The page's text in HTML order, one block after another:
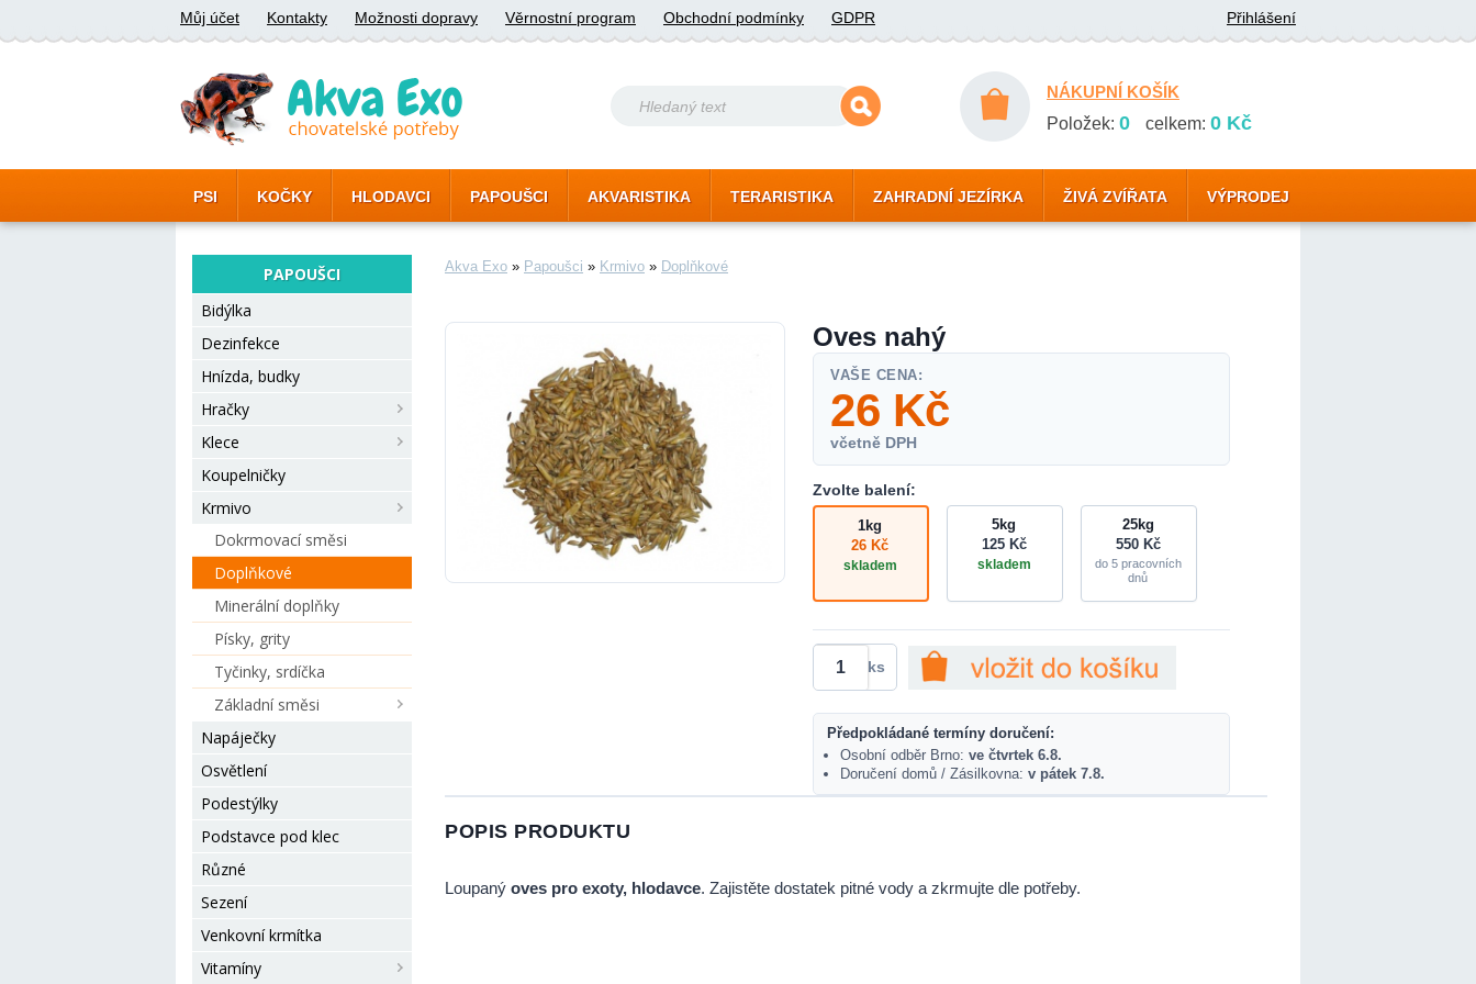
Můj účet Kontakty Možnosti dopravy Věrnostní program Obchodní podmínky GDPR Přihlášení
NÁKUPNÍ KOŠÍK
Položek: 0 celkem: 0 Kč
PSI KOČKY HLODAVCI PAPOUŠCI AKVARISTIKA TERARISTIKA ZAHRADNÍ JEZÍRKA ŽIVÁ ZVÍŘATA VÝPRODEJ
PAPOUŠCI
Bidýlka
Dezinfekce
Hnízda, budky
Hračky
Klece
Koupelničky
Krmivo
Dokrmovací směsi
Doplňkové
Minerální doplňky
Písky, grity
Tyčinky, srdíčka
Základní směsi
Napáječky
Osvětlení
Podestýlky
Podstavce pod klec
Různé
Sezení
Venkovní krmítka
Vitamíny
Akva Exo » Papoušci » Krmivo » Doplňkové
Oves nahý
VAŠE CENA:
26 Kč
včetně DPH
Zvolte balení:
1kg
26 Kč
skladem
5kg
125 Kč
skladem
25kg
550 Kč
do 5 pracovních
dnů
ks
Předpokládané termíny doručení:
Osobní odběr Brno: ve čtvrtek 6.8.
Doručení domů / Zásilkovna: v pátek 7.8.
POPIS PRODUKTU
Loupaný oves pro exoty, hlodavce. Zajistěte dostatek pitné vody a zkrmujte dle potřeby.